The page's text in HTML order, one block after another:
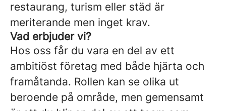
restaurang, turism eller städ är
meriterande men inget krav.
Vad erbjuder vi?
Hos oss får du vara en del av ett
ambitiöst företag med både hjärta och
framåtanda. Rollen kan se olika ut
beroende på område, men gemensamt